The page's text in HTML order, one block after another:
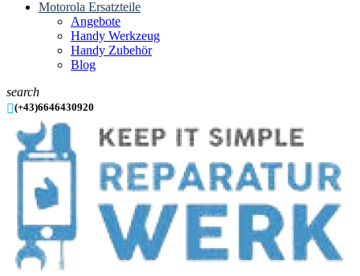
Motorola Ersatzteile
Angebote
Handy Werkzeug
Handy Zubehör
Blog
search
(+43)6646430920